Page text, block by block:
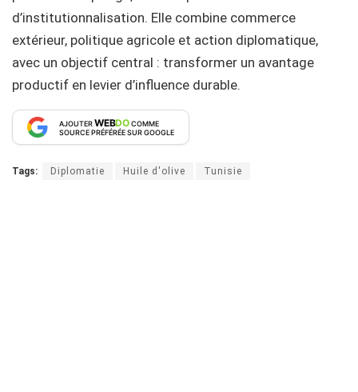
d’institutionnalisation. Elle combine commerce
extérieur, politique agricole et action diplomatique,
avec un objectif central : transformer un avantage
productif en levier d’influence durable.
AJOUTERWEBDOCOMME
SOURCE PRÉFÉRÉE SUR GOOGLE
Tags: Diplomatie Huile d'olive Tunisie